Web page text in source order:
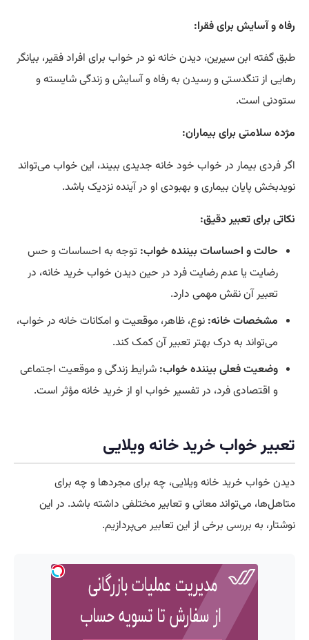
رفاه و آسایش برای فقرا:
طبق گفته ابن سیرین، دیدن خانه نو در خواب برای افراد فقیر، بیانگر
رهایی از تنگدستی و رسیدن به رفاه و آسایش و زندگی شایسته و
ستودنی است.
مژده سلامتی برای بیماران:
اگر فردی بیمار در خواب خود خانه جدیدی ‌ببیند، این خواب می‌تواند
نویدبخش پایان بیماری و بهبودی او در آینده نزدیک باشد.
نکاتی برای تعبیر دقیق:
حالت و احساسات بیننده خواب: توجه به احساسات و حس
رضایت یا عدم رضایت فرد در حین دیدن خواب خرید خانه، در
تعبیر آن نقش مهمی دارد.
مشخصات خانه: نوع، ظاهر، موقعیت و امکانات خانه در خواب،
می‌تواند به درک بهتر تعبیر آن کمک کند.
وضعیت فعلی بیننده خواب: شرایط زندگی و موقعیت اجتماعی
و اقتصادی فرد، در تفسیر خواب او از خرید خانه مؤثر است.
تعبیر خواب خرید خانه ویلایی
دیدن خواب خرید خانه ویلایی، چه برای مجردها و چه برای
متاهل‌ها، می‌تواند معانی و تعابیر مختلفی داشته باشد. در این
نوشتار، به بررسی برخی از این تعابیر می‌پردازیم.